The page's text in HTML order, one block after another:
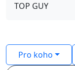
TOP GUY
Pro koho